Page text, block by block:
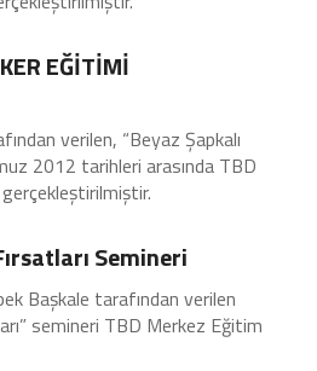
EĞİTİMİ
verilen, “Beyaz Şapkalı
2012 tarihleri arasında TBD
Semineri
Başkale tarafından verilen
semineri TBD Merkez Eğitim